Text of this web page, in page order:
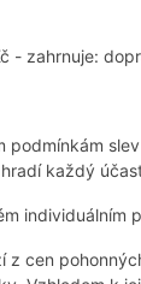
- zahrnuje:
podmínkám
každý
individuálním
z cen